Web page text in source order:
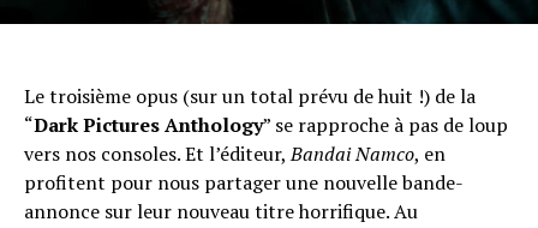
Le troisième opus (sur un total prévu de huit !) de la
“Dark Pictures Anthology” se rapproche à pas de loup
vers nos consoles. Et l’éditeur,Bandai Namco, en
profitent pour nous partager une nouvelle bande-
annonce sur leur nouveau titre horrifique. Au